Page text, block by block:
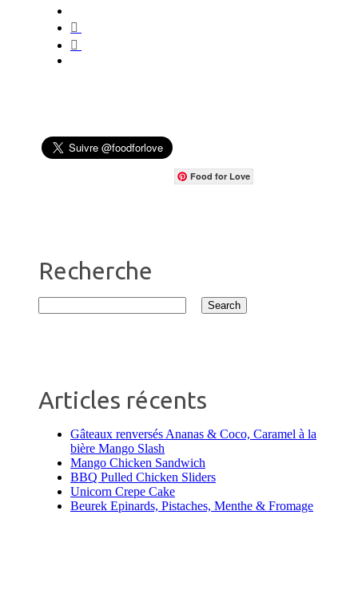
Food for Love
Recherche
Articles récents
Gâteaux renversés Ananas & Coco, Caramel à la
bière Mango Slash
Mango Chicken Sandwich
BBQ Pulled Chicken Sliders
Unicorn Crepe Cake
Beurek Epinards, Pistaches, Menthe & Fromage